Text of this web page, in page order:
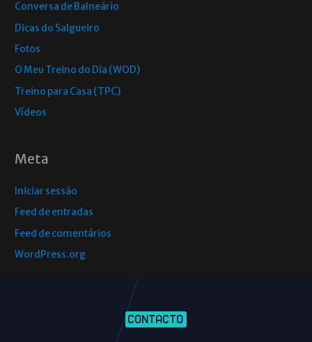
Conversa de Balneário
Dicas do Salgueiro
Fotos
O Meu Treino do Dia (WOD)
Treino para Casa (TPC)
Vídeos
Meta
Iniciar sessão
Feed de entradas
Feed de comentários
WordPress.org
CONTACTO